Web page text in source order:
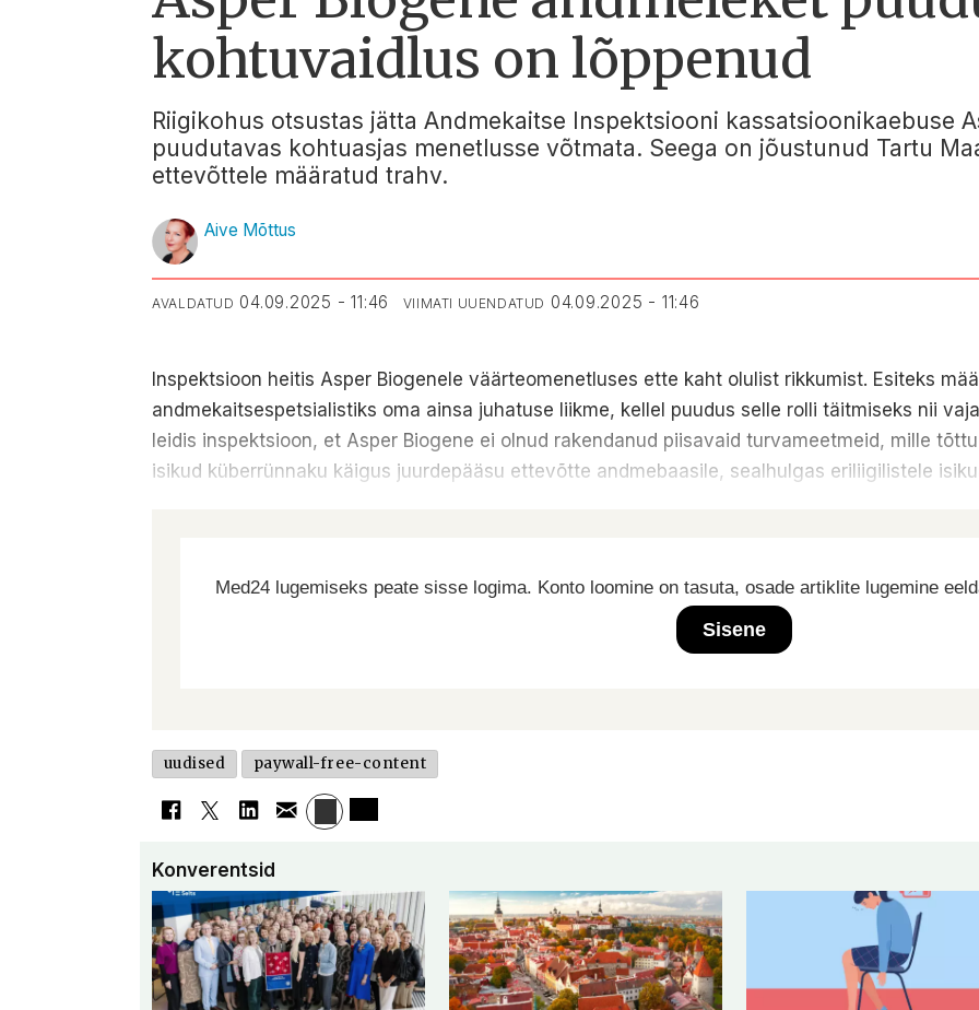
kohtuvaidlus on lõppenud
Riigikohus otsustas jätta Andmekaitse Inspektsiooni kassatsioonikaebuse
puudutavas kohtuasjas menetlusse võtmata. Seega on jõustunud Tartu
ettevõttele määratud trahv.
Aive Mõttus
AVALDATUD 04.09.2025 - 11:46 VIIMATI UUENDATUD 04.09.2025 - 11:46
Inspektsioon heitis Asper Biogenele väärteomenetluses ette kaht olulist rikkumist. Esiteks
andmekaitsespetsialistiks oma ainsa juhatuse liikme, kellel puudus selle rolli täitmiseks nii
leidis inspektsioon, et Asper Biogene ei olnud rakendanud piisavaid turvameetmeid, mille
isikud küberrünnaku käigus juurdepääsu ettevõtte andmebaasile, sealhulgas eriliigilistele
Med24 lugemiseks peate sisse logima. Konto loomine on tasuta, osade artiklite lugemine
Sisene
uudised paywall-free-content
Konverentsid